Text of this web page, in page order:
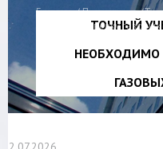
Главная/Пресс-центр/
провести поверку
ТОЧНЫЙ
НЕОБХОДИМО